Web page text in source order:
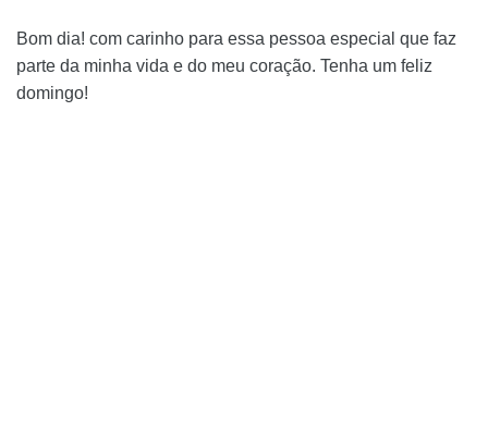
Bom dia! com carinho para essa pessoa especial que faz
parte da minha vida e do meu coração. Tenha um feliz
domingo!